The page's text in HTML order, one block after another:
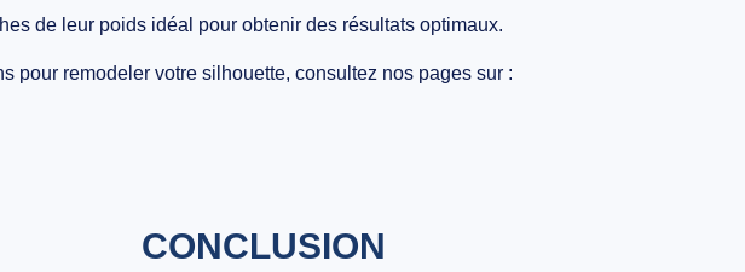
de leur poids idéal pour obtenir des résultats optimaux.
pour remodeler votre silhouette, consultez nos pages sur :
CONCLUSION